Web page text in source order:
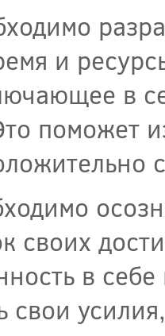
и
в
поможет
своих
в
свои